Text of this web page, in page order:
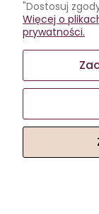
Moje konto
Przechowalnia
Sklep
"Dostosuj
Więcej o
prywatności.